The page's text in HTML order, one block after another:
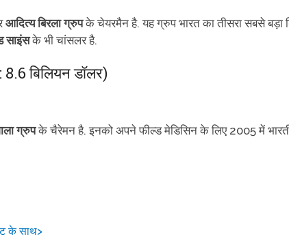
आदित्य बिरला ग्रुपके चेयरमैन है. यह ग्रुप भारत का तीसरा सबसे
साइंसके भी चांसलर है.
बिलियन डॉलर)
ग्रुपके चैरेमन है. इनको अपने फील्ड मेडिसिन के लिए 2005 में
के साथ>